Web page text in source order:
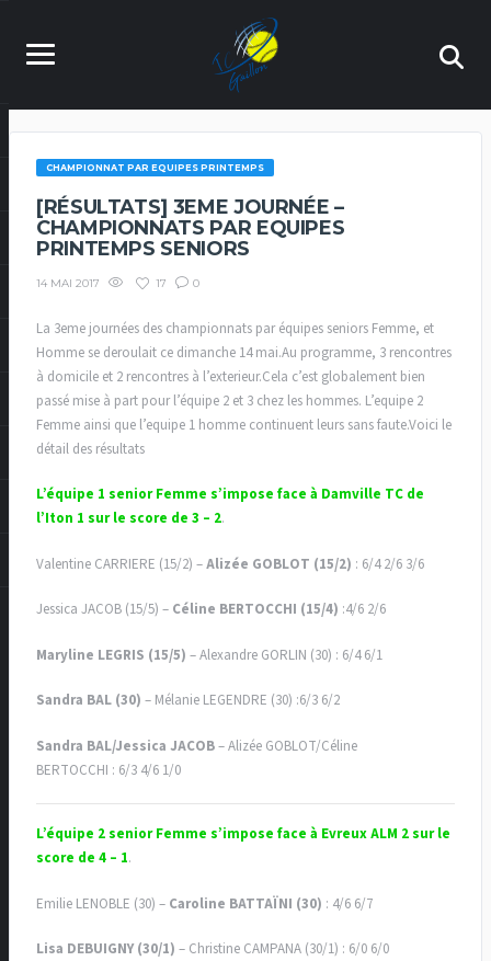
CHAMPIONNAT PAR EQUIPES PRINTEMPS
[RÉSULTATS] 3EME JOURNÉE –
CHAMPIONNATS PAR EQUIPES
PRINTEMPS SENIORS
14 MAI 2017 17 0
La 3eme journées des championnats par équipes seniors Femme, et
Homme se deroulait ce dimanche 14 mai.Au programme, 3 rencontres
à domicile et 2 rencontres à l’exterieur.Cela c’est globalement bien
passé mise à part pour l’équipe 2 et 3 chez les hommes. L’equipe 2
Femme ainsi que l’equipe 1 homme continuent leurs sans faute.Voici le
détail des résultats
L’équipe 1 senior Femme s’impose face à Damville TC de
l’Iton 1 sur le score de 3 – 2.
Valentine CARRIERE (15/2) –Alizée GOBLOT (15/2) : 6/4 2/6 3/6
Jessica JACOB (15/5) – Céline BERTOCCHI (15/4) :4/6 2/6
Maryline LEGRIS (15/5) – Alexandre GORLIN (30) : 6/4 6/1
Sandra BAL (30) – Mélanie LEGENDRE (30) :6/3 6/2
Sandra BAL/Jessica JACOB– Alizée GOBLOT/Céline
BERTOCCHI : 6/3 4/6 1/0
L’équipe 2 senior Femme s’impose face à Evreux ALM 2 sur le
score de 4 – 1.
Emilie LENOBLE (30) – Caroline BATTAÏNI (30) : 4/6 6/7
Lisa DEBUIGNY (30/1) – Christine CAMPANA (30/1) : 6/0 6/0